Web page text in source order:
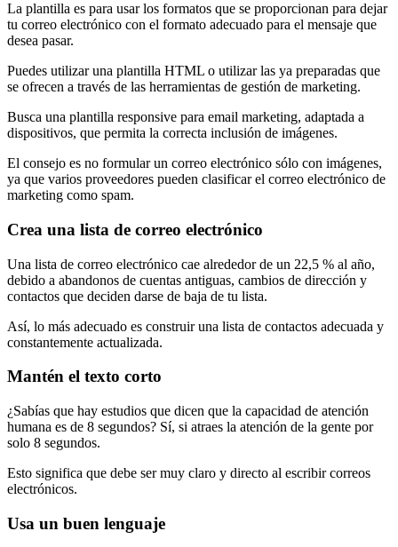
La plantilla es para usar los formatos que se proporcionan para dejar
tu correo electrónico con el formato adecuado para el mensaje que
desea pasar.
Puedes utilizar una plantilla HTML o utilizar las ya preparadas que
se ofrecen a través de las herramientas de gestión de marketing.
Busca una plantilla responsive para email marketing, adaptada a
dispositivos, que permita la correcta inclusión de imágenes.
El consejo es no formular un correo electrónico sólo con imágenes,
ya que varios proveedores pueden clasificar el correo electrónico de
marketing como spam.
Crea una lista de correo electrónico
Una lista de correo electrónico cae alrededor de un 22,5 % al año,
debido a abandonos de cuentas antiguas, cambios de dirección y
contactos que deciden darse de baja de tu lista.
Así, lo más adecuado es construir una lista de contactos adecuada y
constantemente actualizada.
Mantén el texto corto
¿Sabías que hay estudios que dicen que la capacidad de atención
humana es de 8 segundos? Sí, si atraes la atención de la gente por
solo 8 segundos.
Esto significa que debe ser muy claro y directo al escribir correos
electrónicos.
Usa un buen lenguaje